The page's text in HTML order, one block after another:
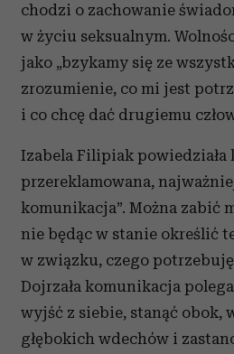
chodzi o zachowanie
w życiu seksualnym.
jako „bzykamy się ze
zrozumienie, co mi jest
i co chcę dać drugiemu
Izabela Filipiak powiedziała
przereklamowana,
komunikacja”. Można zabić
nie będąc w stanie określić
w związku, czego
Dojrzała komunikacja
wyjść z siebie, stanąć obok,
głębokich wdechów i